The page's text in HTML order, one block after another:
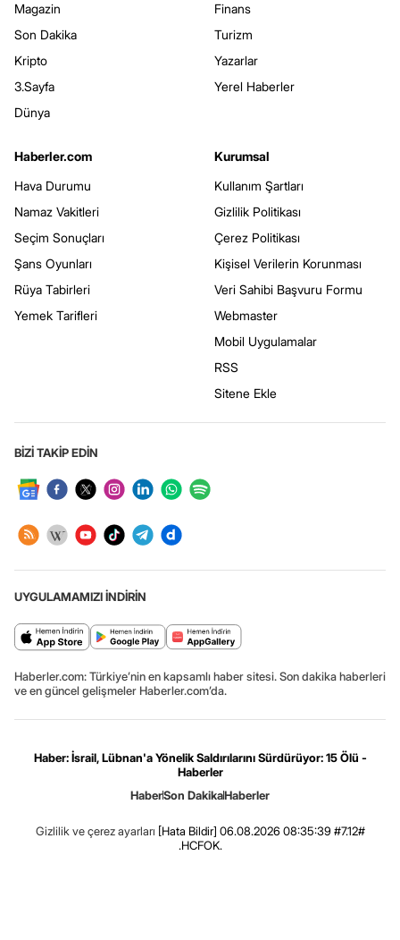
Magazin
Son Dakika
Kripto
3.Sayfa
Dünya
Finans
Turizm
Yazarlar
Yerel Haberler
Haberler.com
Hava Durumu
Namaz Vakitleri
Seçim Sonuçları
Şans Oyunları
Rüya Tabirleri
Yemek Tarifleri
Kurumsal
Kullanım Şartları
Gizlilik Politikası
Çerez Politikası
Kişisel Verilerin Korunması
Veri Sahibi Başvuru Formu
Webmaster
Mobil Uygulamalar
RSS
Sitene Ekle
BİZİ TAKİP EDİN
UYGULAMAMIZI İNDİRİN
Haberler.com: Türkiye’nin en kapsamlı haber sitesi. Son dakika haberleri
ve en güncel gelişmeler Haberler.com’da.
Haber: İsrail, Lübnan'a Yönelik Saldırılarını Sürdürüyor: 15 Ölü -
Haberler
HaberSon DakikaHaberler
Gizlilik ve çerez ayarları [Hata Bildir] 06.08.2026 08:35:39 #7.12#
.HCFOK.